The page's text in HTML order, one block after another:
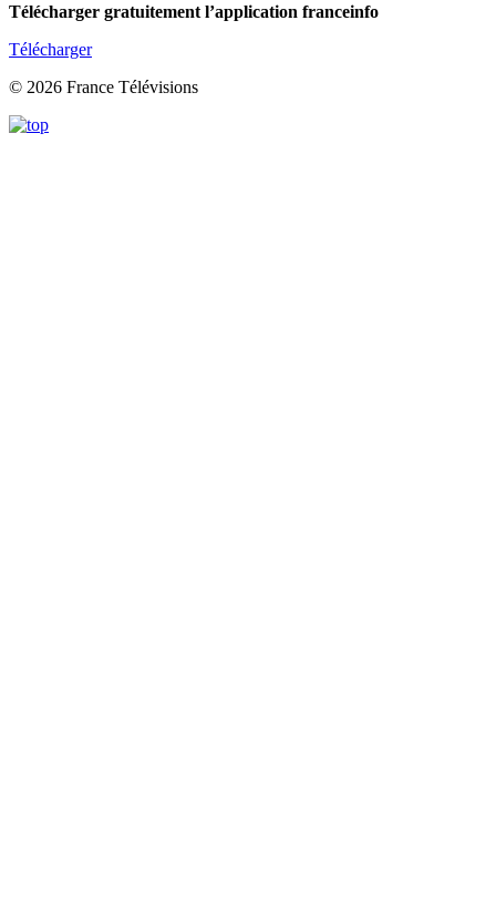
Télécharger gratuitement l’application franceinfo
Télécharger
© 2026 France Télévisions